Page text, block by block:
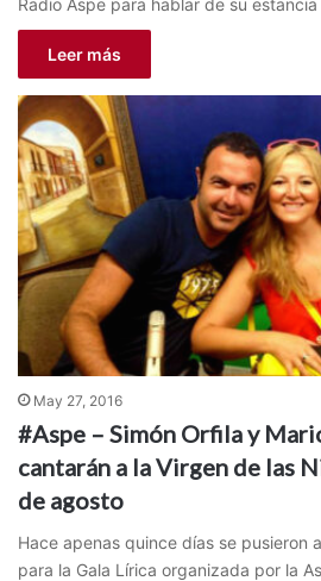
Radio Aspe para hablar de su
Leer más
May 27, 2016
#Aspe – Simón Orfila y
cantarán a la Virgen de las
de agosto
Hace apenas quince días se pusieron
para la Gala Lírica organizada por la